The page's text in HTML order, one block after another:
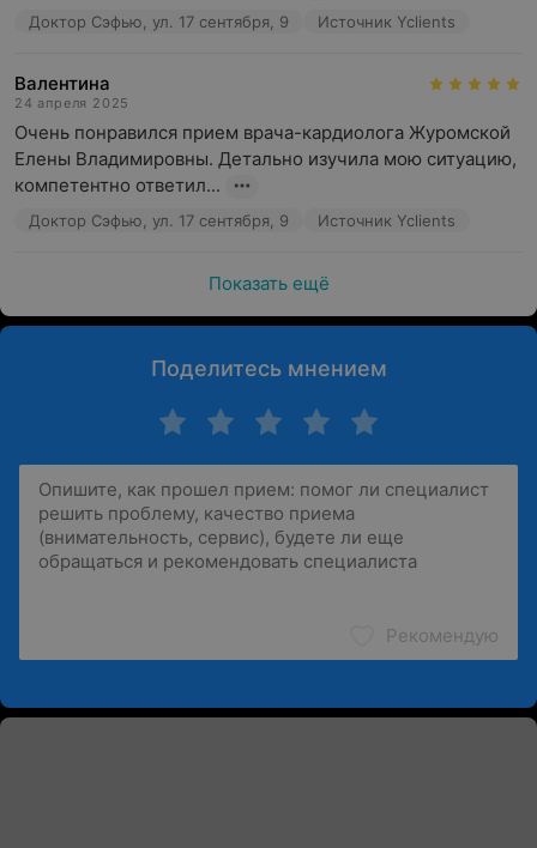
Доктор Сэфью, ул. 17 сентября, 9 Источник Yclients
Валентина
24 апреля 2025
Очень понравился прием врача-кардиолога Журомской
Елены Владимировны. Детально изучила мою ситуацию,
компетентно ответил...
Доктор Сэфью, ул. 17 сентября, 9 Источник Yclients
Показать ещё
Поделитесь мнением
Рекомендую